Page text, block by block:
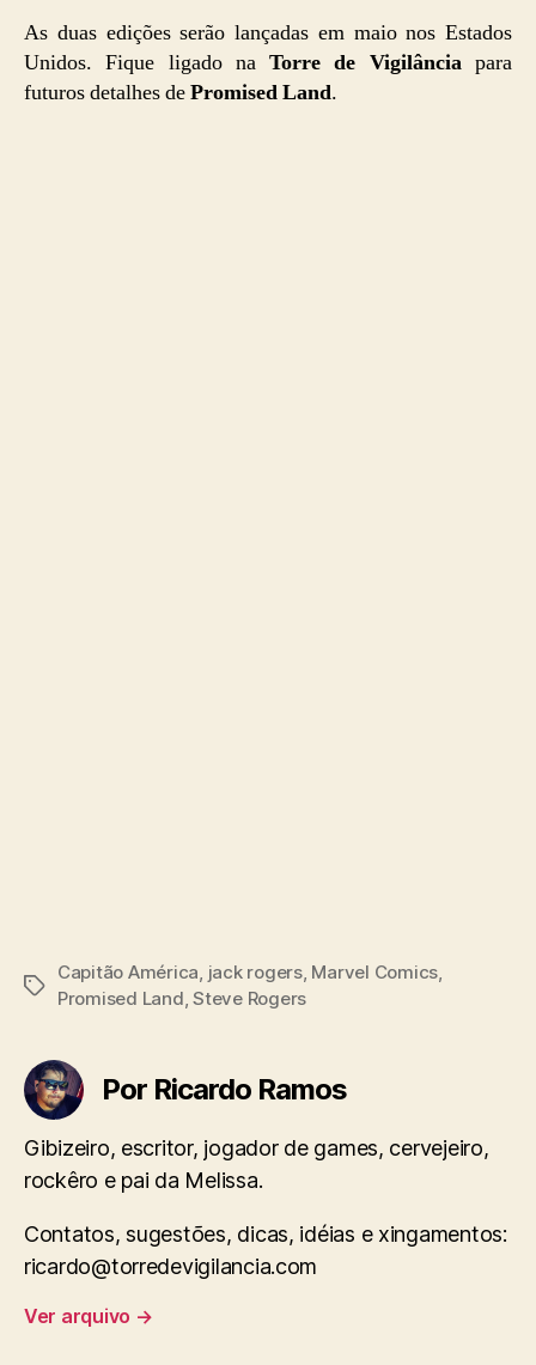
As duas edições serão lançadas em maio nos Estados
Unidos. Fique ligado naTorre de Vigilânciapara
futuros detalhes dePromised Land.
Tags
Capitão América, jack rogers, Marvel Comics,
Promised Land,Steve Rogers
Por Ricardo Ramos
Gibizeiro, escritor, jogador de games, cervejeiro,
rockêro e pai da Melissa.
Contatos, sugestões, dicas, idéias e xingamentos:
ricardo@torredevigilancia.com
Ver arquivo →